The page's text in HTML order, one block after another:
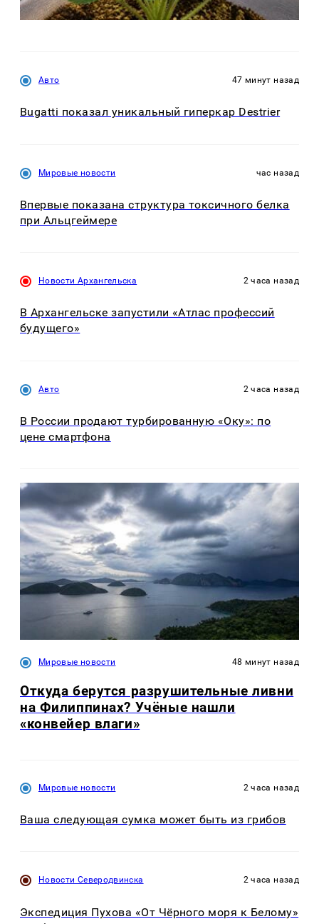
Авто 47 минут назад
Bugatti показал уникальный гиперкар Destrier
Мировые новости час назад
Впервые показана структура токсичного белка
при Альцгеймере
Новости Архангельска 2 часа назад
В Архангельске запустили «Атлас профессий
будущего»
Авто 2 часа назад
В России продают турбированную «Оку»: по
цене смартфона
Мировые новости 48 минут назад
Откуда берутся разрушительные ливни
на Филиппинах? Учёные нашли
«конвейер влаги»
Мировые новости 2 часа назад
Ваша следующая сумка может быть из грибов
Новости Северодвинска 2 часа назад
Экспедиция Пухова «От Чёрного моря к Белому»